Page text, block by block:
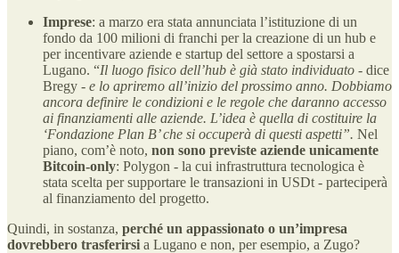
Imprese: a marzo era stata annunciata l’istituzione di un
fondo da 100 milioni di franchi per la creazione di un hub e
per incentivare aziende e startup del settore a spostarsi a
Lugano. “Il luogo fisico dell’hub è già stato individuato - dice
Bregy - e lo apriremo all’inizio del prossimo anno. Dobbiamo
ancora definire le condizioni e le regole che daranno accesso
ai finanziamenti alle aziende. L’idea è quella di costituire la
‘Fondazione Plan B’ che si occuperà di questi aspetti”. Nel
piano, com’è noto, non sono previste aziende unicamente
Bitcoin-only: Polygon - la cui infrastruttura tecnologica è
stata scelta per supportare le transazioni in USDt - parteciperà
al finanziamento del progetto.
Quindi, in sostanza, perché un appassionato o un’impresa
dovrebbero trasferirsi a Lugano e non, per esempio, a Zugo?